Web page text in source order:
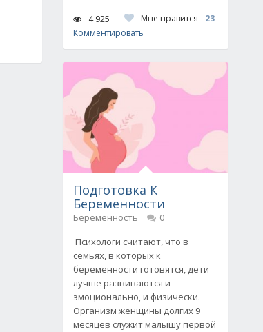
4 925 Мне нравится
23
Комментировать
Подготовка К
Беременности
Беременность
0
Психологи считают, что в
семьях, в которых к
беременности готовятся, дети
лучше развиваются и
эмоционально, и физически.
Организм женщины долгих 9
месяцев служит малышу первой